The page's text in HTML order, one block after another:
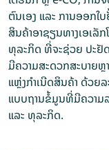
ຕົນເອງ ແລະ ການອອກໃ
ສິນຄ້າອາຊຽນທາງເອເ
ທຸລະກິດ ທີ່ຈະຊ່ວຍ ປະຢັດ
ມີຄວາມສະດວກສະບາຍຫຼ
ແຫຼ່ງກຳເນີດສິນຄ້າ ດ້ວຍ
ແບບຖານຂໍ້ມູນທີ່ມີຄວາ
ແລະ ທຸລະກິດ.